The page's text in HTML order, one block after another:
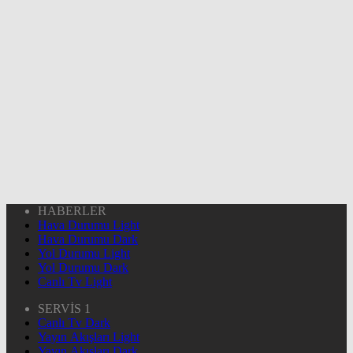
HABERLER
Hava Durumu Light
Hava Durumu Dark
Yol Durumu Light
Yol Durumu Dark
Canlı Tv Light
SERVİS 1
Canlı Tv Dark
Yayın Akışları Light